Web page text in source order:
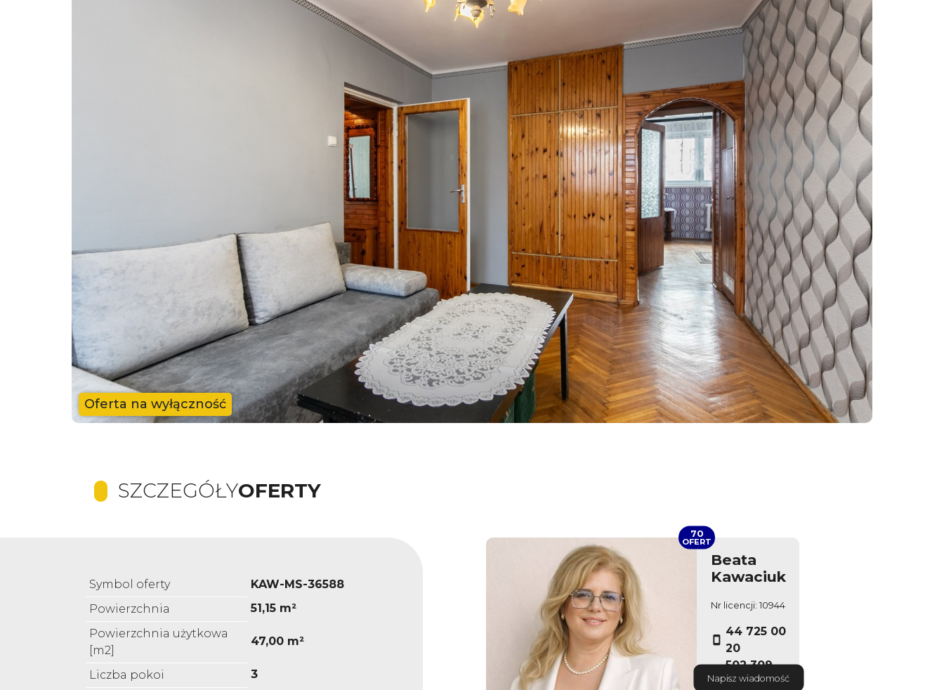
Oferta na wyłączność
SZCZEGÓŁYOFERTY
Symbol oferty
KAW-MS-36588
Powierzchnia
51,15 m²
Powierzchnia użytkowa
[m2]
47,00 m²
Liczba pokoi
3
Beata
Kawaciuk
Nr licencji: 10944
44 725 00
20
502 309
252
Napisz wiadomość
70
OFERT